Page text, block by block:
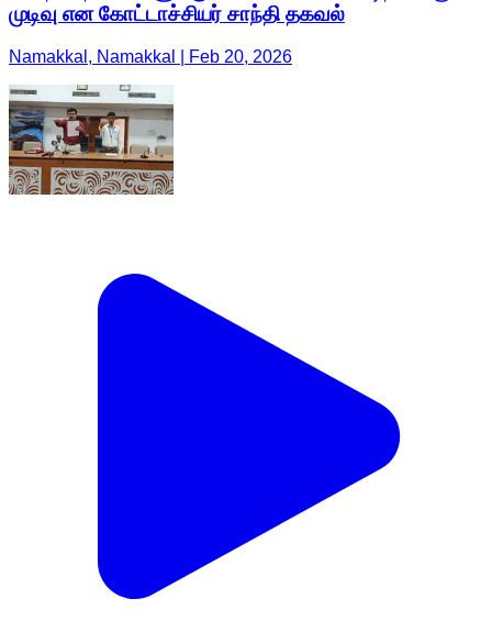
முடிவு என கோட்டாச்சியர் சாந்தி தகவல்
Namakkal, Namakkal | Feb 20, 2026